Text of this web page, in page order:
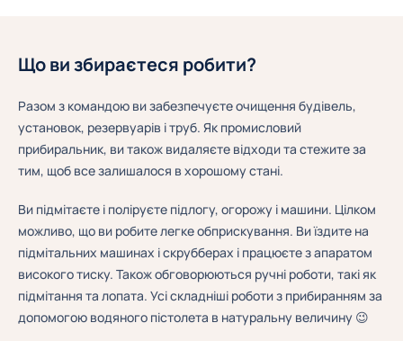
Що ви збираєтеся робити?
Разом з командою ви забезпечуєте очищення будівель,
установок, резервуарів і труб. Як промисловий
прибиральник, ви також видаляєте відходи та стежите за
тим, щоб все залишалося в хорошому стані.
Ви підмітаєте і поліруєте підлогу, огорожу і машини. Цілком
можливо, що ви робите легке обприскування. Ви їздите на
підмітальних машинах і скрубберах і працюєте з апаратом
високого тиску. Також обговорюються ручні роботи, такі як
підмітання та лопата. Усі складніші роботи з прибиранням за
допомогою водяного пістолета в натуральну величину 😉